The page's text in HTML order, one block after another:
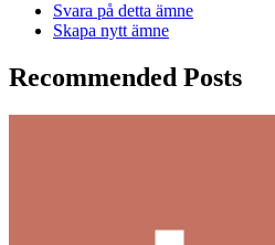
Svara på detta ämne
Skapa nytt ämne
Recommended Posts